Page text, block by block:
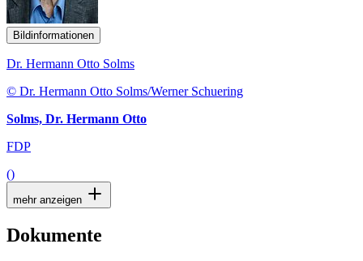
Bildinformationen
Dr. Hermann Otto Solms
© Dr. Hermann Otto Solms/Werner Schuering
Solms, Dr. Hermann Otto
FDP
()
mehr anzeigen
Dokumente